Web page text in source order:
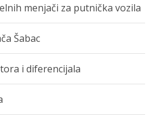
menjači za putnička vozila
Šabac
i diferencijala